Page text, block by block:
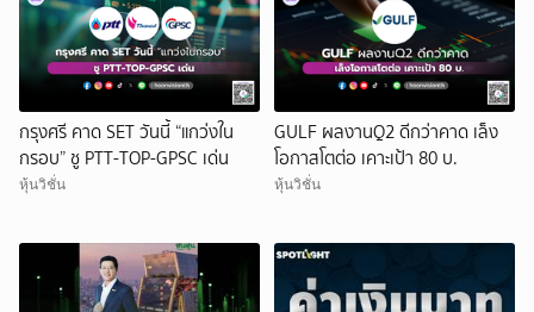
กรุงศรี คาด SET วันนี้ “แกว่งใน
กรอบ” ชู PTT-TOP-GPSC เด่น
หุ้นวิชั่น
GULF ผลงานQ2 ดีกว่าคาด เล็ง
โอกาสโตต่อ เคาะเป้า 80 บ.
หุ้นวิชั่น